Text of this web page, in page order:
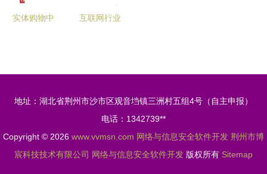
实体购物中
互联网行业
络与信息安
全软件开发
地址：湖北省荆州市沙市区观音垱镇三洲村五组4号（自主申报）
电话：1342739**
Copyright © 2026 www.vvmsn.com 网络与信息安全软件开发 荆州市博
宸科技技术有限公司 网络与信息安全软件开发 版权所有 Sitemap